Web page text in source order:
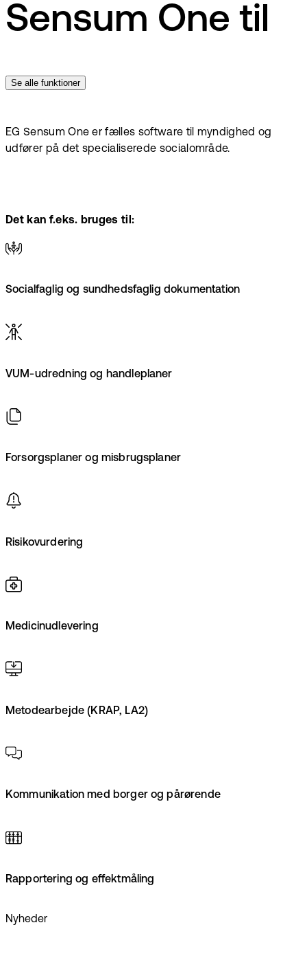
Sensum One til
Se alle funktioner
EG Sensum One er fælles software til myndighed og
udfører på det specialiserede socialområde.
Det kan f.eks. bruges til:
Socialfaglig og sundhedsfaglig dokumentation
VUM-udredning og handleplaner
Forsorgsplaner og misbrugsplaner
Risikovurdering
Medicinudlevering
Metodearbejde (KRAP, LA2)
Kommunikation med borger og pårørende
Rapportering og effektmåling
Nyheder